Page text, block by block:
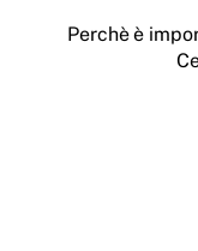
Perchè è